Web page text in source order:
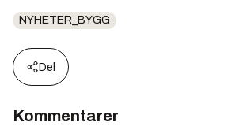
NYHETER_BYGG
Del
Kommentarer